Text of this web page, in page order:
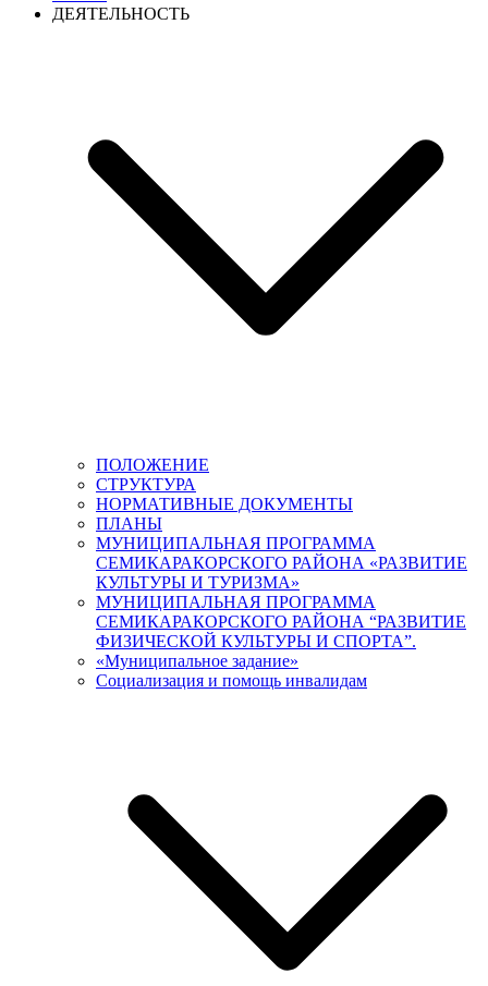
ДЕЯТЕЛЬНОСТЬ
ПОЛОЖЕНИЕ
СТРУКТУРА
НОРМАТИВНЫЕ ДОКУМЕНТЫ
ПЛАНЫ
МУНИЦИПАЛЬНАЯ ПРОГРАММА
СЕМИКАРАКОРСКОГО РАЙОНА «РАЗВИТИЕ
КУЛЬТУРЫ И ТУРИЗМА»
МУНИЦИПАЛЬНАЯ ПРОГРАММА
СЕМИКАРАКОРСКОГО РАЙОНА “РАЗВИТИЕ
ФИЗИЧЕСКОЙ КУЛЬТУРЫ И СПОРТА”.
«Муниципальное задание»
Социализация и помощь инвалидам